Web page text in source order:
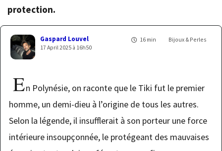
protection.
16 min Bijoux & Perles
Gaspard Louvel
17 April 2025 à 16h50
En Polynésie, on raconte que le Tiki fut le premier
homme, un demi-dieu à l’origine de tous les autres.
Selon la légende, il insufflerait à son porteur une force
intérieure insoupçonnée, le protégeant des mauvaises